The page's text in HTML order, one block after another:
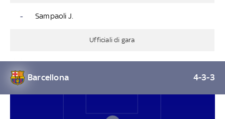
- Sampaoli J.
Ufficiali di gara
Barcellona 4-3-3